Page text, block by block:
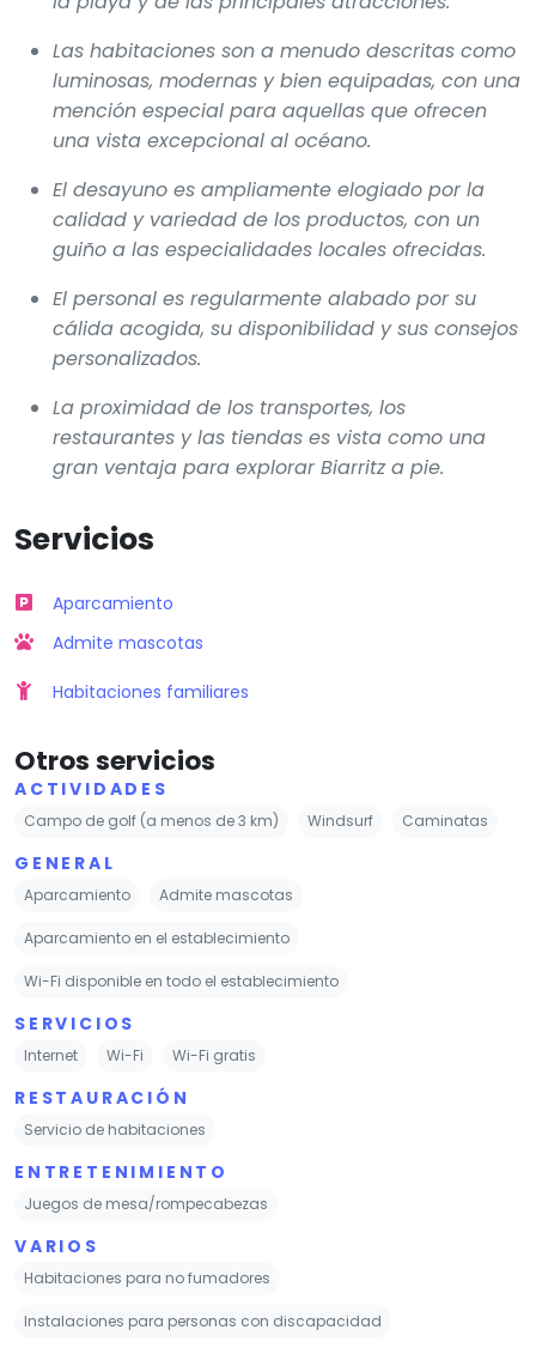
Las habitaciones son a menudo descritas como
luminosas, modernas y bien equipadas, con una
mención especial para aquellas que ofrecen
una vista excepcional al océano.
El desayuno es ampliamente elogiado por la
calidad y variedad de los productos, con un
guiño a las especialidades locales ofrecidas.
El personal es regularmente alabado por su
cálida acogida, su disponibilidad y sus consejos
personalizados.
La proximidad de los transportes, los
restaurantes y las tiendas es vista como una
gran ventaja para explorar Biarritz a pie.
Servicios
Aparcamiento
Admite mascotas
Habitaciones familiares
Otros servicios
ACTIVIDADES
Campo de golf (a menos de 3 km) Windsurf Caminatas
GENERAL
Aparcamiento Admite mascotas
Aparcamiento en el establecimiento
Wi-Fi disponible en todo el establecimiento
SERVICIOS
Internet Wi-Fi Wi-Fi gratis
RESTAURACIÓN
Servicio de habitaciones
ENTRETENIMIENTO
Juegos de mesa/rompecabezas
VARIOS
Habitaciones para no fumadores
Instalaciones para personas con discapacidad